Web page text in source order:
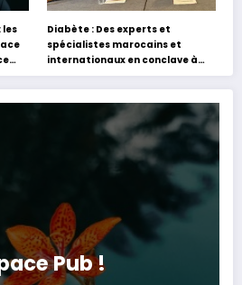
les
Diabète : Des experts et
spécialistes marocains et
internationaux en conclave à
Tanger
Pub !